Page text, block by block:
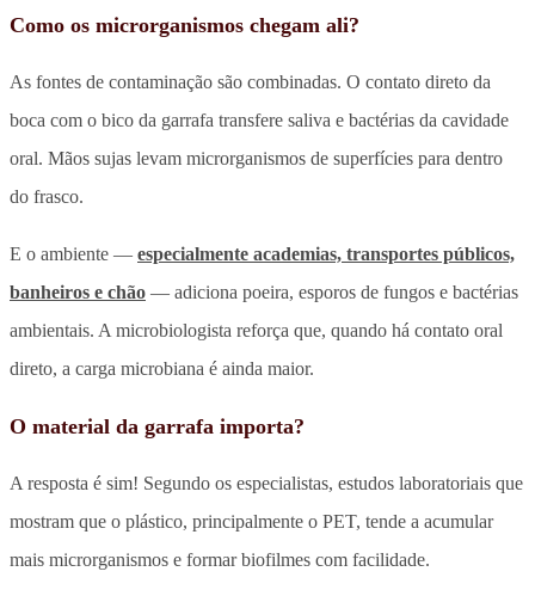
Como os microrganismos chegam ali?
As fontes de contaminação são combinadas. O contato direto da
boca com o bico da garrafa transfere saliva e bactérias da cavidade
oral. Mãos sujas levam microrganismos de superfícies para dentro
do frasco.
E o ambiente — especialmente academias, transportes públicos,
banheiros e chão — adiciona poeira, esporos de fungos e bactérias
ambientais. A microbiologista reforça que, quando há contato oral
direto, a carga microbiana é ainda maior.
O material da garrafa importa?
A resposta é sim! Segundo os especialistas, estudos laboratoriais que
mostram que o plástico, principalmente o PET, tende a acumular
mais microrganismos e formar biofilmes com facilidade.